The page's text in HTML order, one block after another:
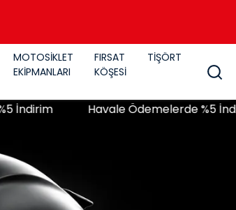
MOTOSİKLET
EKİPMANLARI
FIRSAT
KÖŞESİ
TİŞÖRT
Havale Ödemelerde %5 İndirim